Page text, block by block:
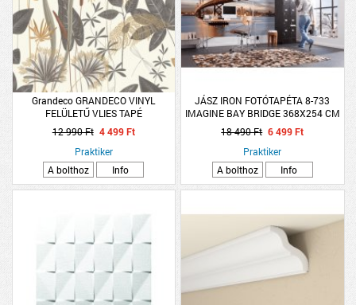
Grandeco GRANDECO VINYL
FELÜLETŰ VLIES TAPÉ
12 990 Ft 4 499 Ft
Praktiker
A bolthoz
Info
JÁSZ IRON FOTÓTAPÉTA 8-733
IMAGINE BAY BRIDGE 368X254 CM
18 490 Ft 6 499 Ft
Praktiker
A bolthoz
Info